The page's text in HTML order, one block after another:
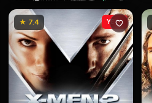
★ 7.4 YENİ